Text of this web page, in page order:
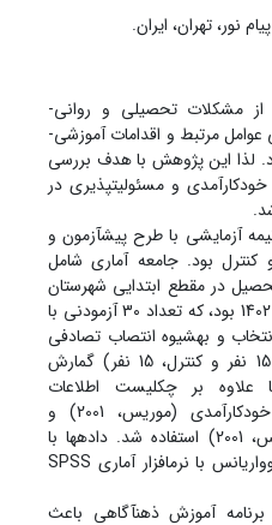
نور، تهران، ایران.
مشکلات تحصیلی و روانی-
عوامل مرتبط و اقدامات آموزشی-
لذا این پژوهش با هدف بررسی
و مسئولیت‏پذیری در
آزمایشی با طرح پیش‏آزمون و
بود. جامعه آماری شامل
در مقطع ابتدایی شهرستان
عسلویه در سال تحصیلی 1403- 1402 بود، که تعداد 30 آزمودنی با
و به‏شیوه انتصاب تصادفی
در دو گروه مساوی (آزمایش، 15 نفر و کنترل، 15 نفر) گمارش
علاوه بر چک‏لیست اطلاعات
جمعیت‏شناختی، از پرسشنامه خودکارآمدی (موریس، 2001) و
پرسشنامه مسئولیت‏پذیری (لوئیس، 2001) استفاده شد. داده‏ها با
روش‏های آمار توصیفی و آنالیز کوواریانس با نرم‏افزار آماری SPSS
آموزش ذهن‏آگاهی باعث